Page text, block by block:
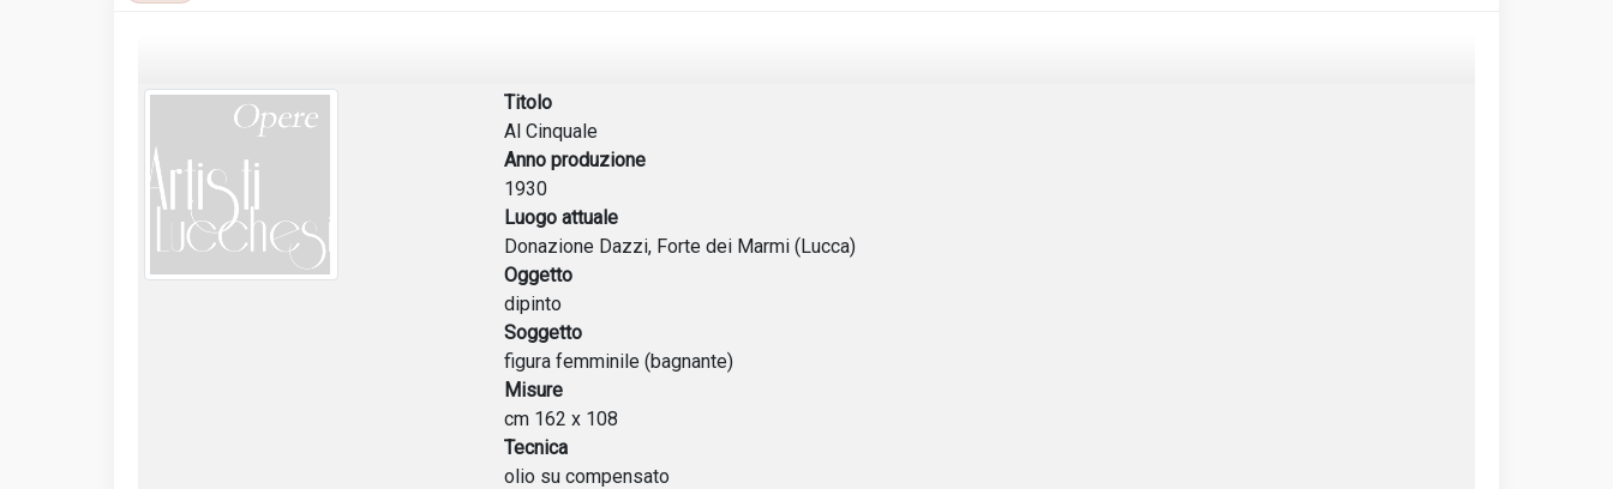
Luoghi di attività
Titolo
Al Cinquale
Anno produzione
1930
Luogo attuale
Donazione Dazzi, Forte dei Marmi (Lucca)
Oggetto
dipinto
Soggetto
figura femminile (bagnante)
Misure
cm 162 x 108
Tecnica
olio su compensato